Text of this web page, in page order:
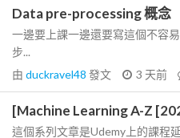
Data pre-processing 概念
一邊要上課一邊還要寫這個不容
步...
由 duckravel48 發文 3 天前
[Machine Learning A-Z
這個系列文章是Udemy上的課程